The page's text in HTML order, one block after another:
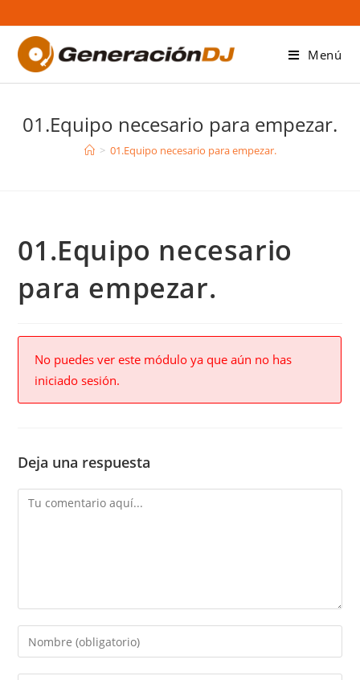
al
contenido
Menú
01.Equipo necesario para empezar.
> 01.Equipo necesario para empezar.
01.Equipo necesario
para empezar.
No puedes ver este módulo ya que aún no has
iniciado sesión.
Deja una respuesta
Comment
Enter
your
name